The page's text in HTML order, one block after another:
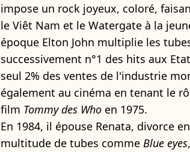
impose un rock joyeux, coloré,
le Viêt Nam et le Watergate à la
époque Elton John multiplie les
successivement n°1 des hits aux
seul 2% des ventes de l'industrie
également au cinéma en tenant le
film Tommy des Who en 1975.
En 1984, il épouse Renata, divorce
multitude de tubes comme Blue eyes,